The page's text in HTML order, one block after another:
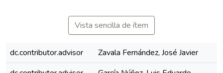
Vista sencilla de ítem
dc.contributor.advisor
Zavala Fernández, José Javier